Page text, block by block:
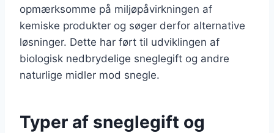
opmærksomme på miljøpåvirkningen af
kemiske produkter og søger derfor alternative
løsninger. Dette har ført til udviklingen af
biologisk nedbrydelige sneglegift og andre
naturlige midler mod snegle.
Typer af sneglegift og